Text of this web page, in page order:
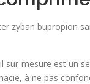
zyban bupropion
sur-mesure est
à ne pas